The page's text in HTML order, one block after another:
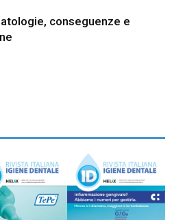
conseguenze e